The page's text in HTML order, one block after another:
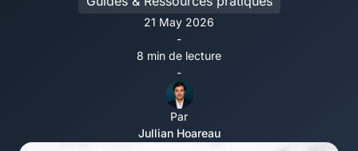
21 May 2026
-
8 min de lecture
-
Par
Jullian Hoareau